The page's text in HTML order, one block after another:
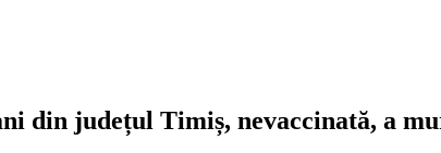
din județul Timiș, nevaccinată, a